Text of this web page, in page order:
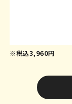
※税込3,960円